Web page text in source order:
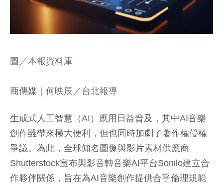
圖／本報資料庫
商傳媒 ｜何映辰／台北報導
生成式人工智慧（AI）應用日益普及，其中AI音樂
創作雖帶來極大便利，但也同時加劇了著作權侵權
爭議。為此，全球知名圖像與影片素材供應商
Shutterstock宣布與影音轉音樂AI平台Sonilo建立合
作夥伴關係，旨在為AI音樂創作提供合乎倫理規範